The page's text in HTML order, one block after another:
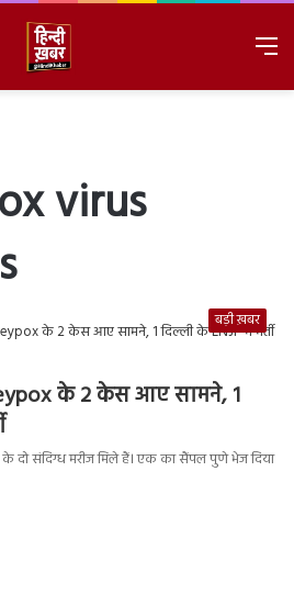
virus
बड़ी ख़बर
के 2 केस आए सामने, 1
के दो संदिग्ध मरीज मिले हैं। एक का सैंपल पुणे भेज दिया